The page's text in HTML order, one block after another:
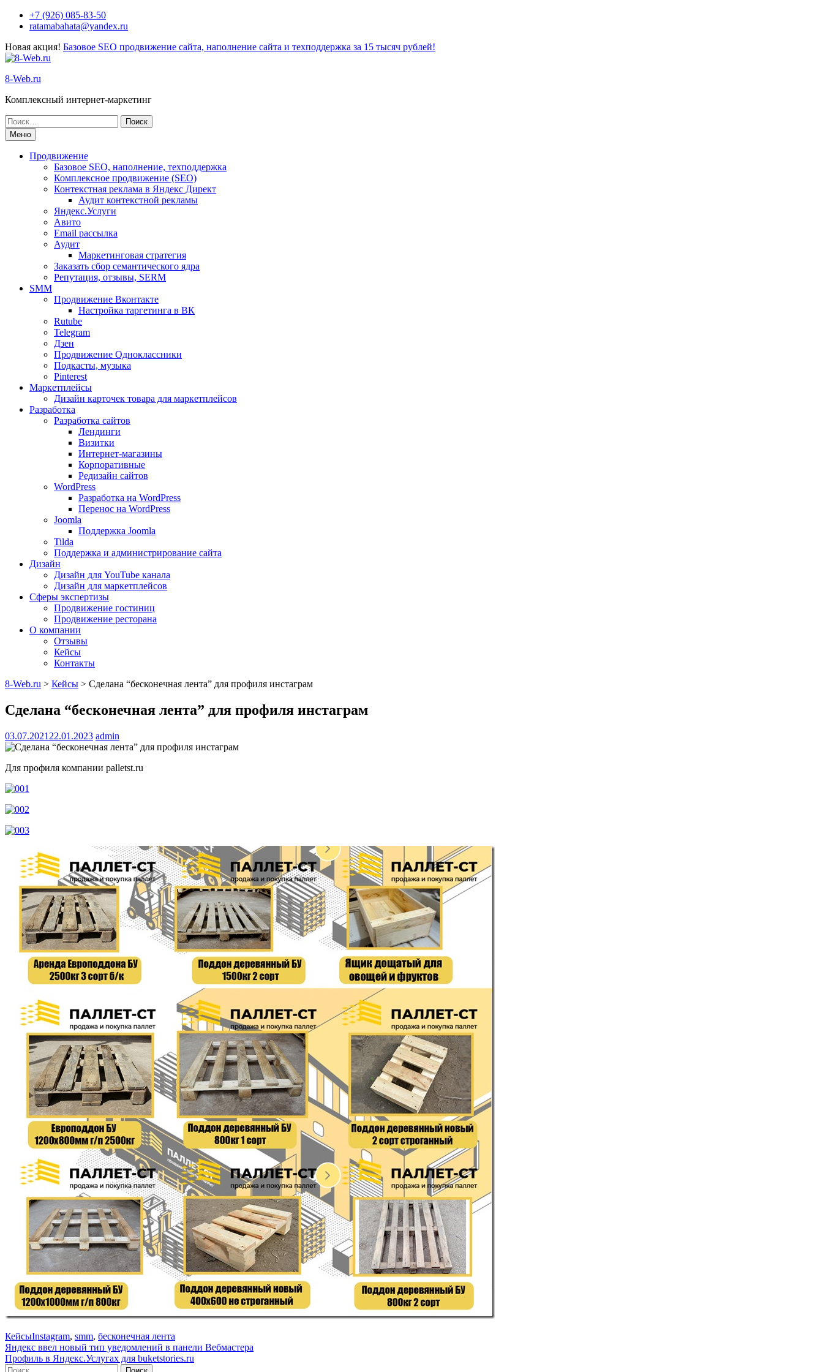
Перейти+7 (926) 085-83-50
ratamabahata@yandex.ru
Новая акция! Базовое SEO продвижение сайта, наполнение сайта и техподдержка за 15 тысяч рублей!
8-Web.ru
Комплексный интернет-маркетинг
Поиск
по:Меню
Продвижение
Базовое SEO, наполнение, техподдержка
Комплексное продвижение (SEO)
Контекстная реклама в Яндекс Директ
Аудит контекстной рекламы
Яндекс.Услуги
Авито
Email рассылка
Аудит
Маркетинговая стратегия
Заказать сбор семантического ядра
Репутация, отзывы, SERM
SMM
Продвижение Вконтакте
Настройка таргетинга в ВК
Rutube
Telegram
Дзен
Продвижение Одноклассники
Подкасты, музыка
Pinterest
Маркетплейсы
Дизайн карточек товара для маркетплейсов
Разработка
Разработка сайтов
Лендинги
Визитки
Интернет-магазины
Корпоративные
Редизайн сайтов
WordPress
Разработка на WordPress
Перенос на WordPress
Joomla
Поддержка Joomla
Tilda
Поддержка и администрирование сайта
Дизайн
Дизайн для YouTube канала
Дизайн для маркетплейсов
Сферы экспертизы
Продвижение гостиниц
Продвижение ресторана
О компании
Отзывы
Кейсы
Контакты
8-Web.ru > Кейсы > Сделана “бесконечная лента” для профиля инстаграм
Сделана “бесконечная лента” для профиля инстаграм
03.07.2021 22.01.2023 admin
Для профиля компании palletst.ru
КейсыInstagram, smm, бесконечная лента
Навигация
по
Яндекс ввел новый тип уведомлений в панели Вебмастера
Профиль в Яндекс.Услугах для buketstories.ru
Поиск